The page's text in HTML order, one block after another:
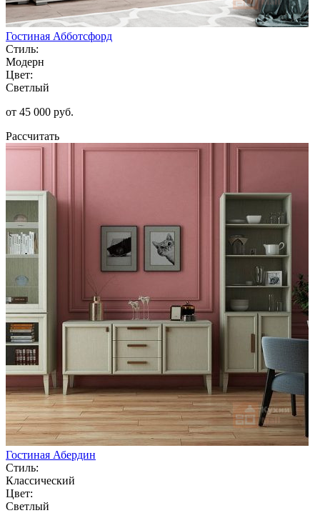
Гостиная Абботсфорд
Стиль:
Модерн
Цвет:
Светлый
от 45 000 руб.
Рассчитать
Гостиная Абердин
Стиль:
Классический
Цвет:
Светлый